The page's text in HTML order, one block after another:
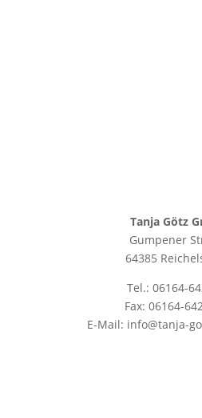
Tanja Götz
Gumpener
64385
Tel.: 06164-
Fax: 06164-
E-Mail: info@tanja-